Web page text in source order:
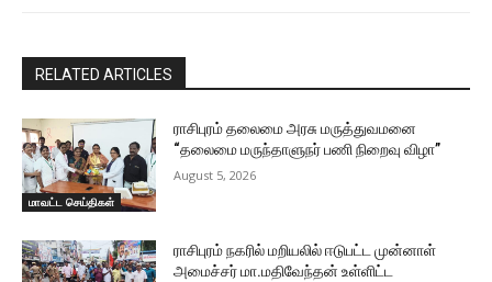
RELATED ARTICLES
மாவட்ட செய்திகள்
ராசிபுரம் தலைமை அரசு மருத்துவமனை
“தலைமை மருந்தாளுநர் பணி நிறைவு விழா”
August 5, 2026
ராசிபுரம் நகரில் மறியலில் ஈடுபட்ட முன்னாள்
அமைச்சர் மா.மதிவேந்தன் உள்ளிட்ட